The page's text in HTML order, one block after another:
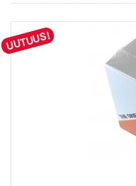
UUTUUS!